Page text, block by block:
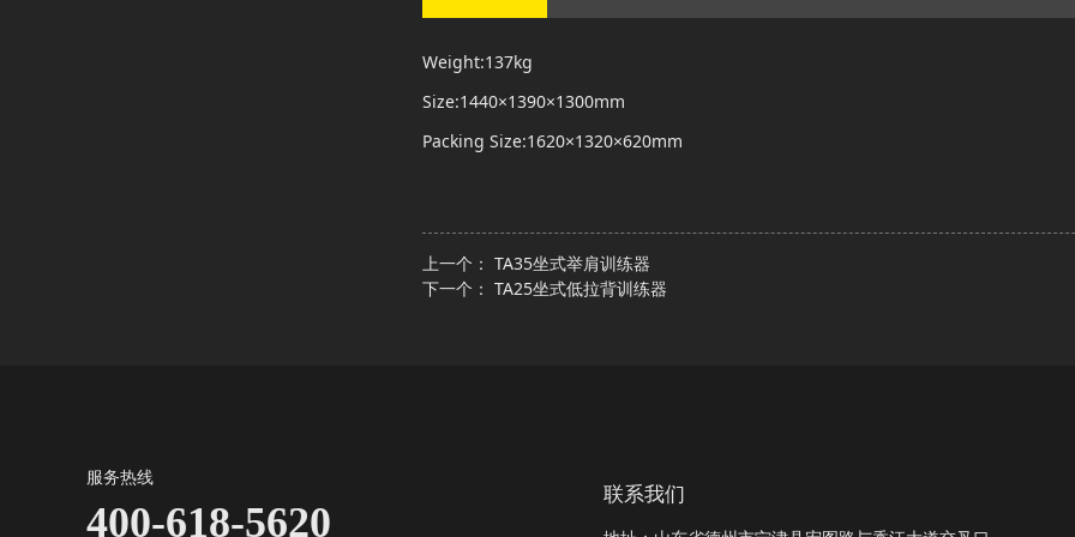
Weight:137kg
Size:1440×1390×1300mm
Packing Size:1620×1320×620mm
上一个： TA35坐式举肩训练器
下一个： TA25坐式低拉背训练器
服务热线
400-618-5620
联系我们